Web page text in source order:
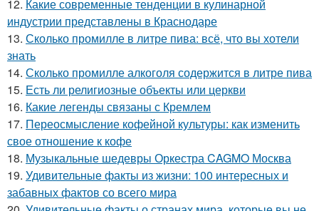
12. Какие современные тенденции в кулинарной
индустрии представлены в Краснодаре
13. Сколько промилле в литре пива: всё, что вы хотели
знать
14. Сколько промилле алкоголя содержится в литре пива
15. Есть ли религиозные объекты или церкви
16. Какие легенды связаны с Кремлем
17. Переосмысление кофейной культуры: как изменить
свое отношение к кофе
18. Музыкальные шедевры Оркестра CAGMO Москва
19. Удивительные факты из жизни: 100 интересных и
забавных фактов со всего мира